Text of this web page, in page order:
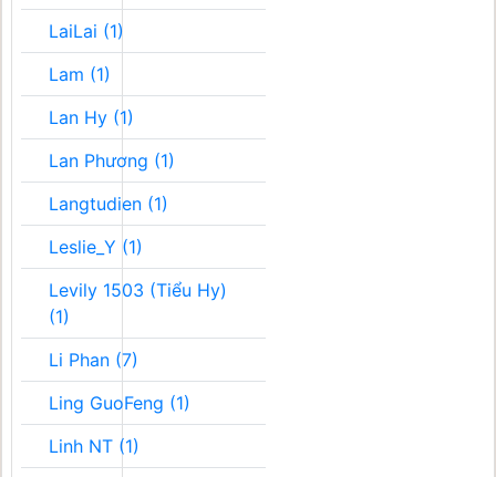
LaiLai (1)
Lam (1)
Lan Hy (1)
Lan Phương (1)
Langtudien (1)
Leslie_Y (1)
Levily 1503 (Tiểu Hy)
(1)
Li Phan (7)
Ling GuoFeng (1)
Linh NT (1)